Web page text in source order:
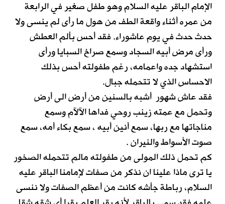
الإمام الباقر عليه السلام وهو طفل صغير في الرابعة
من عمره أثناء واقعة الطف من هول ما رأى لم ينسى ولا
حدث حدث في يوم عاشوراء. فقد أحس بألم العطش
ورأى مرض أبيه السجاد وسمع صراخ السبايا ورأى
استشهاد جده واعمامه، رغم طفولته أحس بذلك
الاحساس الذي لا تتحمله جبال.
فقد عاش شهور أشبه بالسنين من أرض الى أرض
وتحمل مع عمته زينب روحي فداها الآلآم وسمع
مناجاتها مع ربها، سمع أنين أبيه ، سمع بكاء أمه، سمع
صوت الأسواط والنيران .
كم تحمل ذلك المولى من طفولته مالم تتحمله الصخور
يا ترى ماذا علينا ان نذكر من صفات لإمامنا الباقر عليه
السلام، رباطة جأشه كانت من أعظم الصفات ولا ننسى